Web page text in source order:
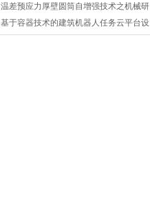
温差预应力厚壁圆筒自增强技术之机械研
基于容器技术的建筑机器人任务云平台设